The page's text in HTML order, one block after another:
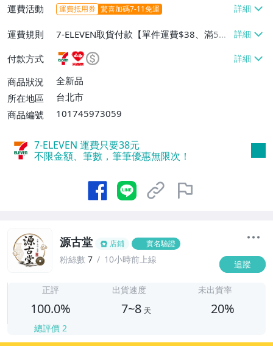
運費活動 運費抵用券 驚喜加碼7-11免運
運費規則
7-ELEVEN取貨付款【單件運費$38、滿5件
或消費滿$1298免運費】、7-ELEVEN取貨
不付款【免運費】、萊爾富取貨付款【單件
運費$60、滿5件或消費滿$1298免運
費】、宅配/貨運【單件運費$120、滿5件
付款方式
商品狀況
全新品
所在地區
台北市
商品編號
101745973059
7-ELEVEN 運費只要38元
不限金額、筆數，筆筆優惠無限次！
源古堂 店鋪 實名驗證
粉絲數 7 10小時前上線 追蹤
正評
100.0%
總評價 2
出貨速度
7~8 天
未出貨率
20%